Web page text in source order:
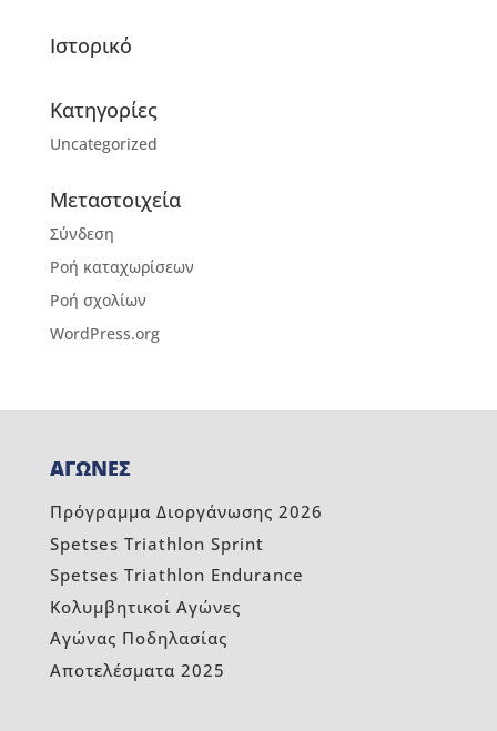
Ιστορικό
Kατηγορίες
Uncategorized
Μεταστοιχεία
Σύνδεση
Ροή καταχωρίσεων
Ροή σχολίων
WordPress.org
ΑΓΩΝΕΣ
Πρόγραμμα Διοργάνωσης 2026
Spetses Triathlon Sprint
Spetses Triathlon Endurance
Κολυμβητικοί Αγώνες
Αγώνας Ποδηλασίας
Αποτελέσματα 2025